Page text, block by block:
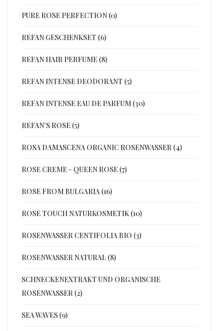
PURE ROSE PERFECTION (0)
REFAN GESCHENKSET (6)
REFAN HAIR PERFUME (8)
REFAN INTENSE DEODORANT (5)
REFAN INTENSE EAU DE PARFUM (30)
REFAN'S ROSE (5)
ROSA DAMASCENA ORGANIC ROSENWASSER (4)
ROSE CREME - QUEEN ROSE (7)
ROSE FROM BULGARIA (16)
ROSE TOUCH NATURKOSMETIK (10)
ROSENWASSER CENTIFOLIA BIO (3)
ROSENWASSER NATURAL (8)
SCHNECKENEXTRAKT UND ORGANISCHE
ROSENWASSER (2)
SEA WAVES (9)